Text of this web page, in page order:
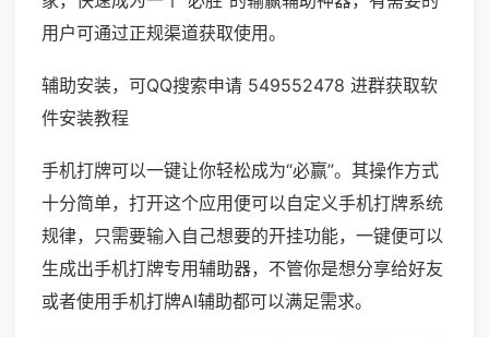
用户可通过正规渠道获取使用。
辅助安装，可QQ搜索申请 549552478 进群获取软
件安装教程
手机打牌可以一键让你轻松成为“必赢”。其操作方式
十分简单，打开这个应用便可以自定义手机打牌系统
规律，只需要输入自己想要的开挂功能，一键便可以
生成出手机打牌专用辅助器，不管你是想分享给好友
或者使用手机打牌AI辅助都可以满足需求。